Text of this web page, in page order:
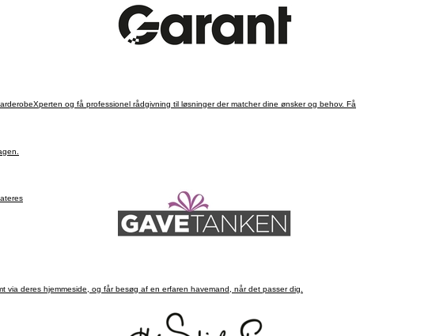
deres hjemmeside, og får besøg af en erfaren havemand, når det passer dig.